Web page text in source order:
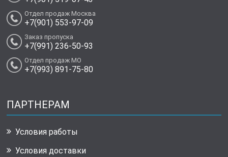
Отдел продаж Москва
+7(901) 553-97-09
Заказ пропуска
+7(991) 236-50-93
Отдел продаж МО
+7(993) 891-75-80
ПАРТНЕРАМ
Условия работы
Условия доставки